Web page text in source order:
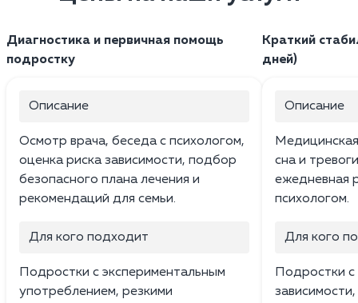
Диагностика и первичная помощь
подростку
Описание
Осмотр врача, беседа с психологом,
оценка риска зависимости, подбор
безопасного плана лечения и
рекомендаций для семьи.
Для кого подходит
Подростки с экспериментальным
употреблением, резкими
Краткий
дней)
Описание
сна и
ежедневная
психологом.
Для кого
Подростки с